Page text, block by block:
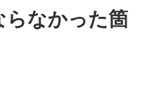
なかった箇